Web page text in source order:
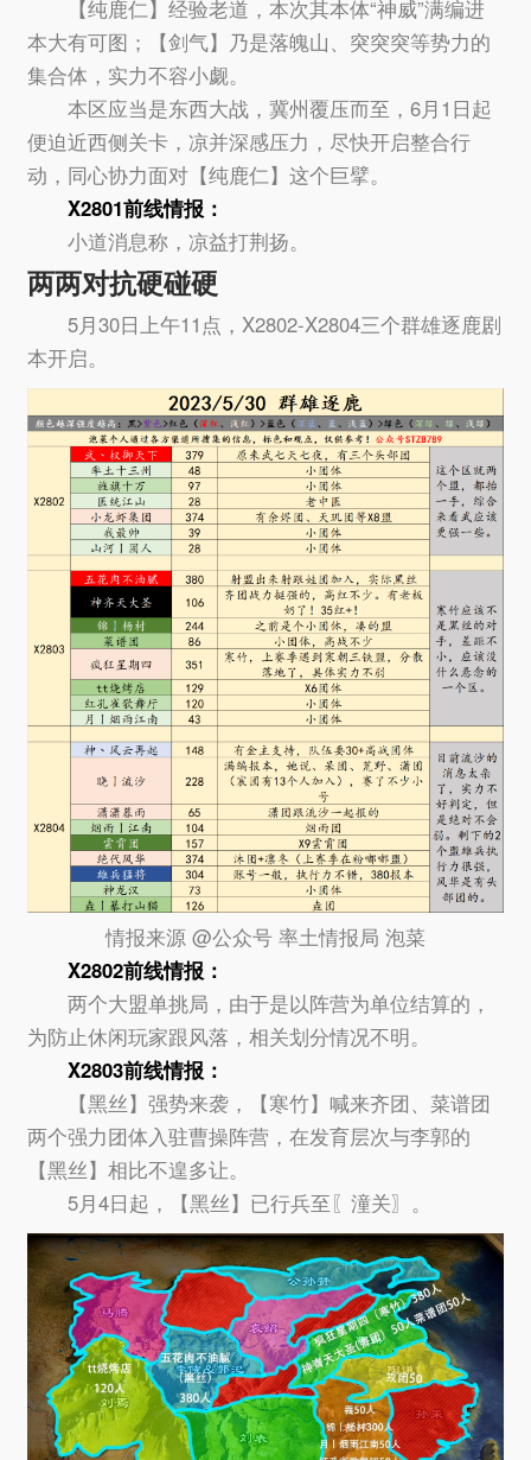
【纯鹿仁】经验老道，本次其本体“神威”满编进
本大有可图；【剑气】乃是落魄山、突突突等势力的
集合体，实力不容小觑。
本区应当是东西大战，冀州覆压而至，6月1日起
便迫近西侧关卡，凉并深感压力，尽快开启整合行
动，同心协力面对【纯鹿仁】这个巨擘。
X2801前线情报：
小道消息称，凉益打荆扬。
两两对抗硬碰硬
5月30日上午11点，X2802-X2804三个群雄逐鹿剧
本开启。
情报来源 @公众号 率土情报局 泡菜
X2802前线情报：
两个大盟单挑局，由于是以阵营为单位结算的，
为防止休闲玩家跟风落，相关划分情况不明。
X2803前线情报：
【黑丝】强势来袭，【寒竹】喊来齐团、菜谱团
两个强力团体入驻曹操阵营，在发育层次与李郭的
【黑丝】相比不遑多让。
5月4日起，【黑丝】已行兵至〖潼关〗。